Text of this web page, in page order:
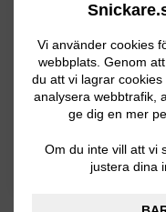
Vi använder cookies
webbplats. Genom
du att vi lagrar
analysera webbtrafik,
ge dig en mer
Om du inte vill att vi
justera dina
sjöar. Det är en
också är så
metallindustri.